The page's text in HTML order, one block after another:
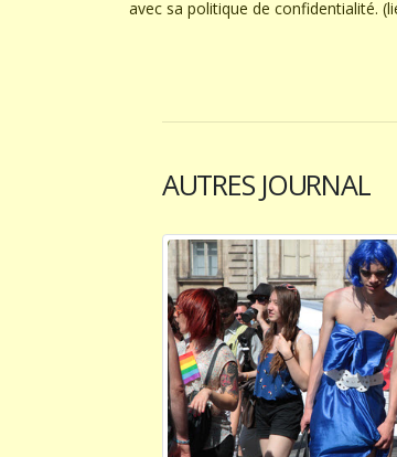
avec sa politique de confidentialité.
AUTRES JOURNAL